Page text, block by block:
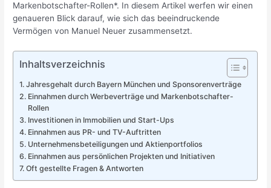
Markenbotschafter-Rollen*. In diesem Artikel werfen wir einen
genaueren Blick darauf, wie sich das beeindruckende
Vermögen von Manuel Neuer zusammensetzt.
Inhaltsverzeichnis
Jahresgehalt durch Bayern München und Sponsorenverträge
Einnahmen durch Werbeverträge und Markenbotschafter-
Rollen
Investitionen in Immobilien und Start-Ups
Einnahmen aus PR- und TV-Auftritten
Unternehmensbeteiligungen und Aktienportfolios
Einnahmen aus persönlichen Projekten und Initiativen
Oft gestellte Fragen & Antworten